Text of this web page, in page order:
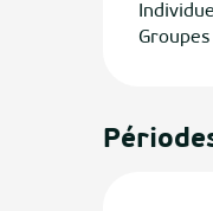
Groupes